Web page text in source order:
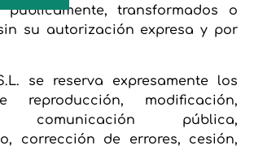
públicamente, transformados o
su autorización expresa y por
se reserva expresamente los
reproducción, modificación,
comunicación pública,
corrección de errores, cesión,